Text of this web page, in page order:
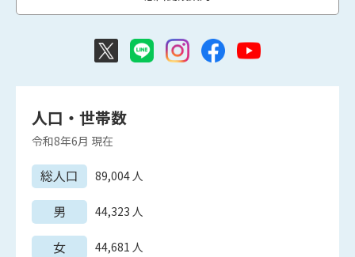
人口・世帯数
令和8年6月 現在
総人口 89,004人
男 44,323 人
女 44,681 人